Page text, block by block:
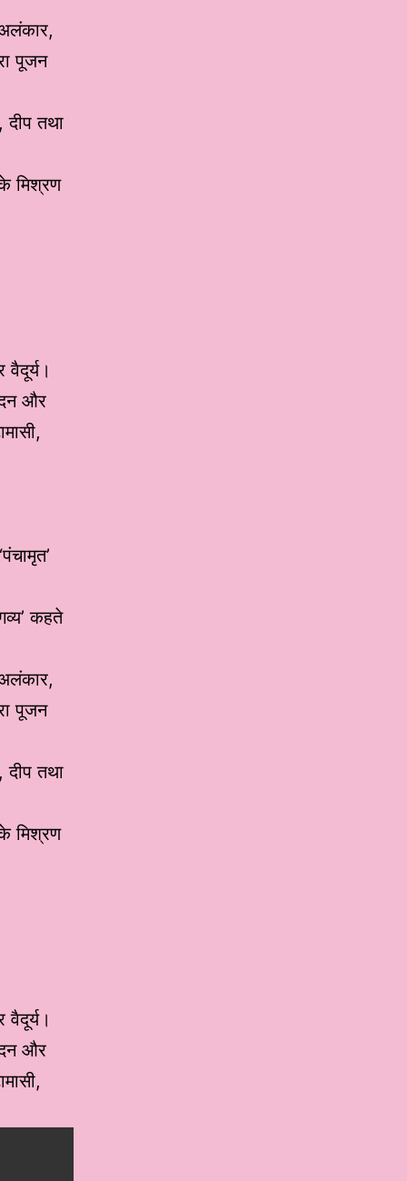
पूजन
तथा
मिश्रण
और
कहते
पूजन
तथा
मिश्रण
और